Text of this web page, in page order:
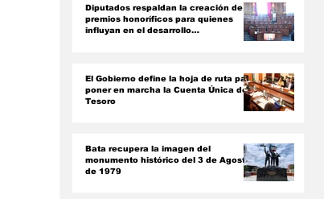
Diputados respaldan la creación de
premios honoríficos para quienes
influyan en el desarrollo
El Gobierno define la hoja de ruta para
poner en marcha la Cuenta Única del
Tesoro
Bata recupera la imagen del
monumento histórico del 3 de Agosto
de 1979